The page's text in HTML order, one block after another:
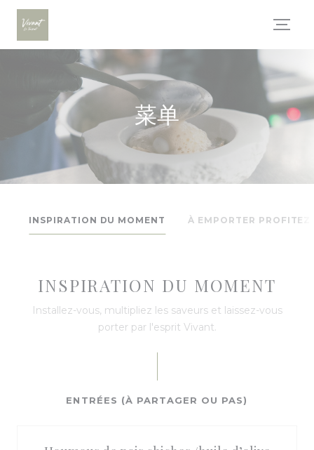
Cookie管理面板
菜单
INSPIRATION DU MOMENT À EMPORTER
INSPIRATION DU MOMENT
Installez-vous, multipliez les saveurs et laissez-vous
porter par l'esprit Vivant.
ENTRÉES (À PARTAGER OU PAS)